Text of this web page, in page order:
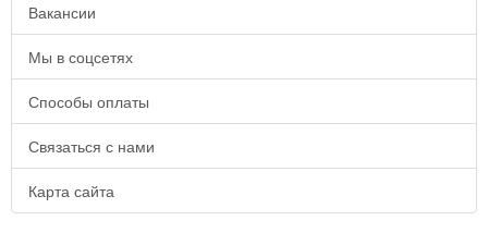
Вакансии
Мы в соцсетях
Способы оплаты
Связаться с нами
Карта сайта